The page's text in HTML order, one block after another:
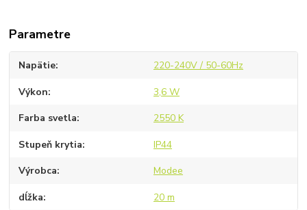
Parametre
Napätie 220-240V / 50-60Hz
Výkon 3,6 W
Farba svetla 2550 K
Stupeň krytia IP44
Výrobca Modee
dĺžka 20 m